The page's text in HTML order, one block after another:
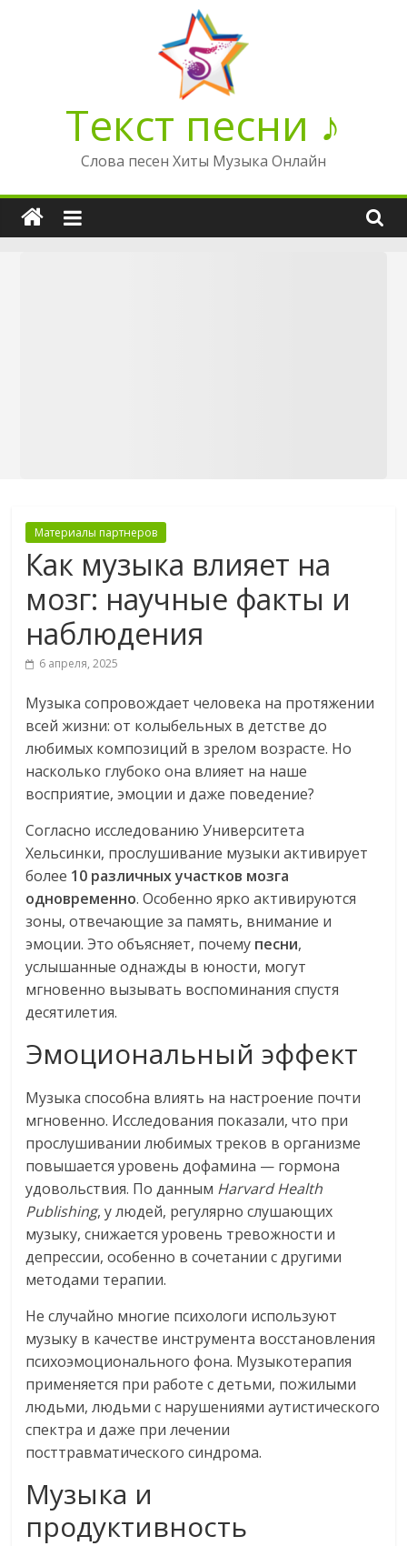
Текст песни ♪
Слова песен Хиты Музыка Онлайн
Материалы партнеров
Как музыка влияет на
мозг: научные факты и
наблюдения
6 апреля, 2025
Музыка сопровождает человека на протяжении
всей жизни: от колыбельных в детстве до
любимых композиций в зрелом возрасте. Но
насколько глубоко она влияет на наше
восприятие, эмоции и даже поведение?
Согласно исследованию Университета
Хельсинки, прослушивание музыки активирует
более 10 различных участков мозга
одновременно. Особенно ярко активируются
зоны, отвечающие за память, внимание и
эмоции. Это объясняет, почему песни,
услышанные однажды в юности, могут
мгновенно вызывать воспоминания спустя
десятилетия.
Эмоциональный эффект
Музыка способна влиять на настроение почти
мгновенно. Исследования показали, что при
прослушивании любимых треков в организме
повышается уровень дофамина — гормона
удовольствия. По данным Harvard Health
Publishing, у людей, регулярно слушающих
музыку, снижается уровень тревожности и
депрессии, особенно в сочетании с другими
методами терапии.
Не случайно многие психологи используют
музыку в качестве инструмента восстановления
психоэмоционального фона. Музыкотерапия
применяется при работе с детьми, пожилыми
людьми, людьми с нарушениями аутистического
спектра и даже при лечении
посттравматического синдрома.
Музыка и
продуктивность